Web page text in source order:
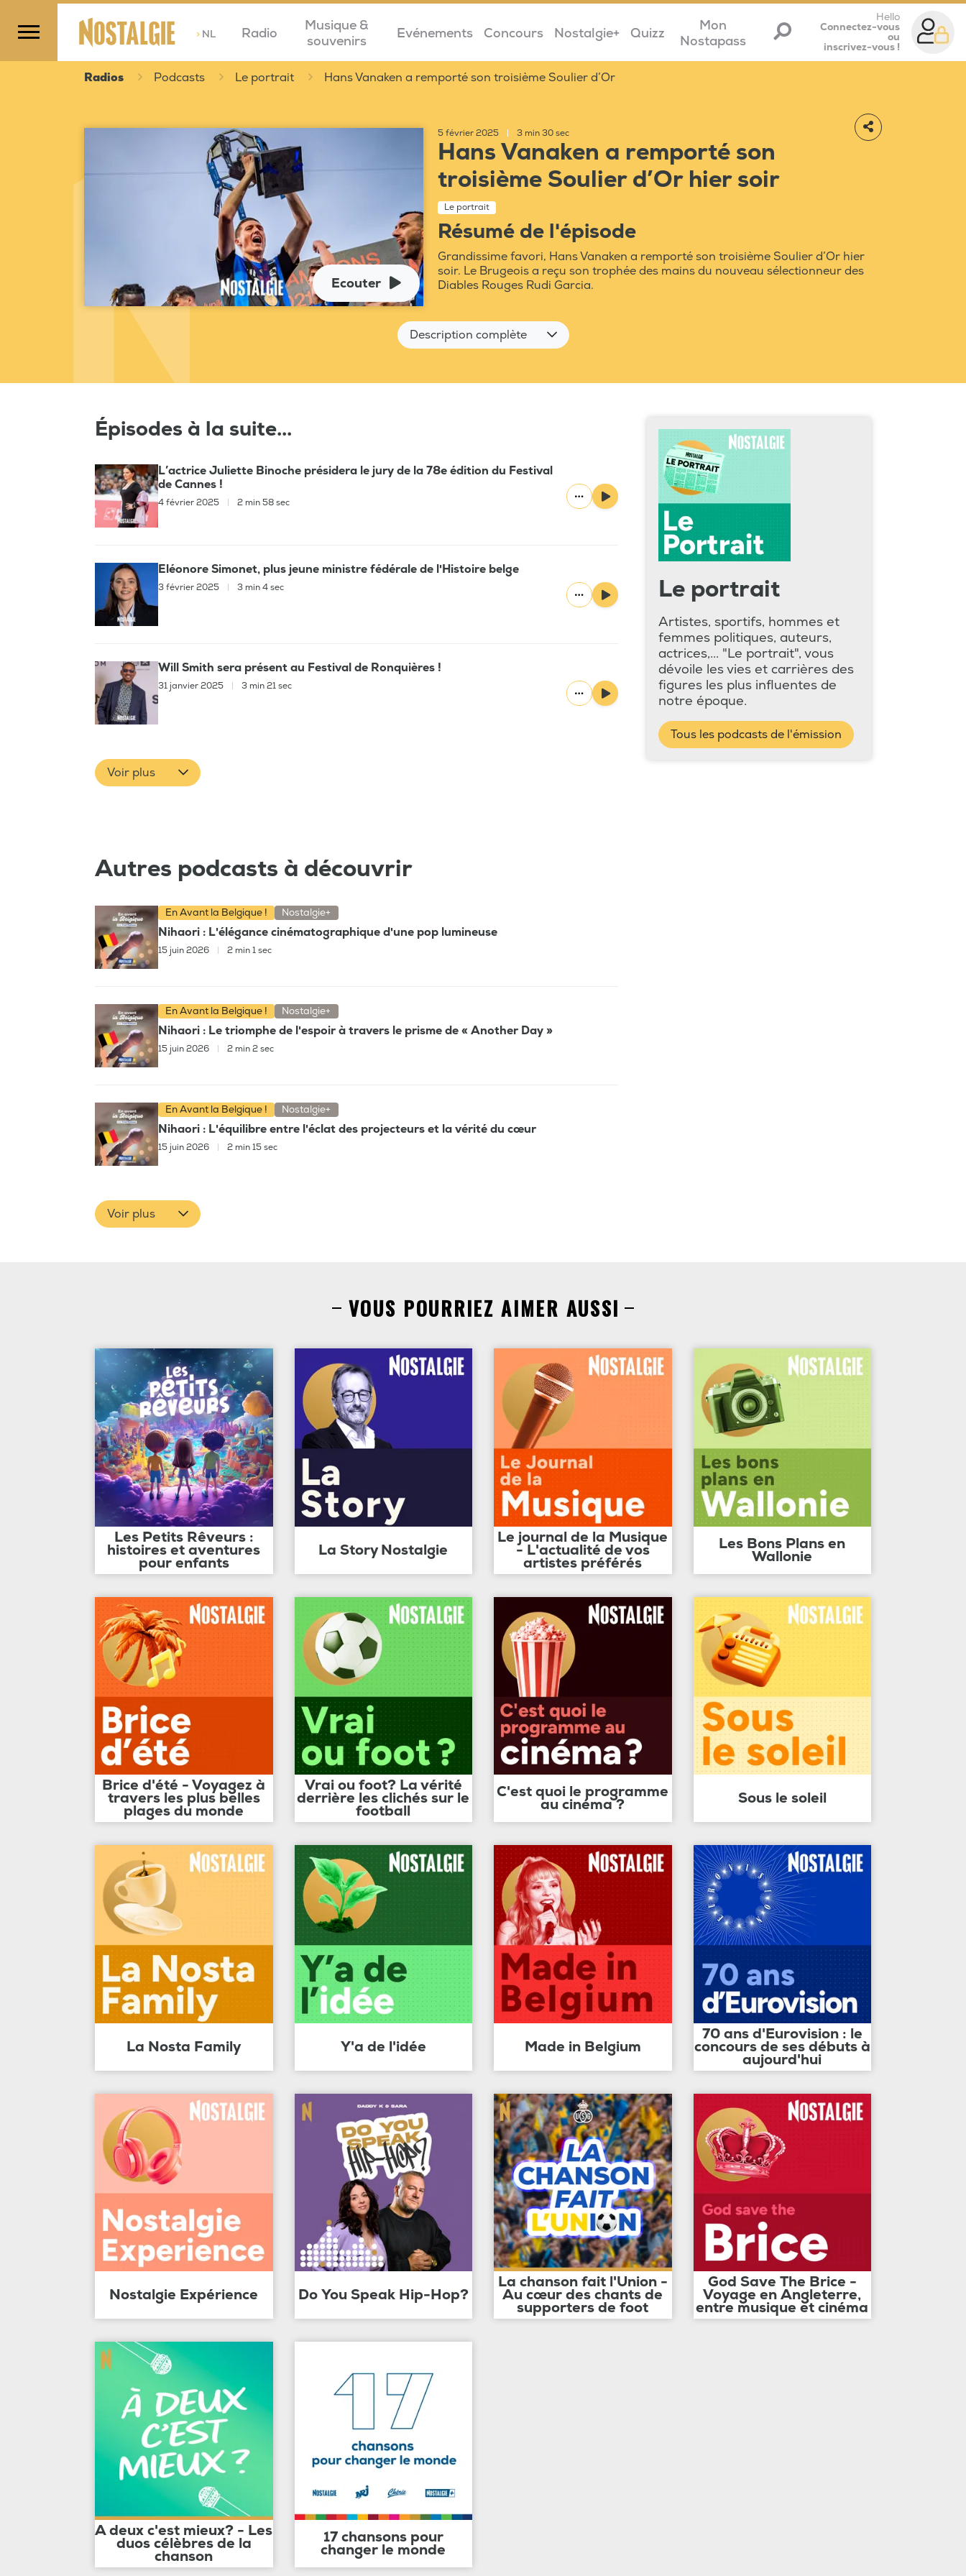
>NL Radio
Musique &
souvenirs
Evénements Concours Nostalgie+ Quizz
Mon
Nostapass
Hello
Connectez-vous
ou
inscrivez-vous !
Radios Podcasts Le portrait Hans Vanaken a remporté son troisième Soulier d’Or
Ecouter
5 février 2025 3 min 30 sec
Hans Vanaken a remporté son
troisième Soulier d’Or hier soir
Le portrait
Résumé de l'épisode
Grandissime favori, Hans Vanaken a remporté son troisième Soulier d’Or hier
soir. Le Brugeois a reçu son trophée des mains du nouveau sélectionneur des
Diables Rouges Rudi Garcia.
Description complète
Épisodes à la suite...
L’actrice Juliette Binoche présidera le jury de la 78e édition du Festival
de Cannes !
4 février 2025 2 min 58 sec
Eléonore Simonet, plus jeune ministre fédérale de l'Histoire belge
3 février 2025 3 min 4 sec
Will Smith sera présent au Festival de Ronquières !
31 janvier 2025 3 min 21 sec
Voir plus
Le portrait
Artistes, sportifs, hommes et
femmes politiques, auteurs,
actrices,... "Le portrait", vous
dévoile les vies et carrières des
figures les plus influentes de
notre époque.
Tous les podcasts de l'émission
Autres podcasts à découvrir
En Avant la Belgique ! Nostalgie+
Nihaori : L'élégance cinématographique d'une pop lumineuse
15 juin 2026 2 min 1 sec
En Avant la Belgique ! Nostalgie+
Nihaori : Le triomphe de l'espoir à travers le prisme de « Another Day »
15 juin 2026 2 min 2 sec
En Avant la Belgique ! Nostalgie+
Nihaori : L'équilibre entre l'éclat des projecteurs et la vérité du cœur
15 juin 2026 2 min 15 sec
Voir plus
VOUS POURRIEZ AIMER AUSSI
Les Petits Rêveurs :
histoires et aventures
pour enfants
La Story Nostalgie
Le journal de la Musique
- L'actualité de vos
artistes préférés
Les Bons Plans en
Wallonie
Brice d'été - Voyagez à
travers les plus belles
plages du monde
Vrai ou foot? La vérité
derrière les clichés sur le
football
C'est quoi le programme
au cinéma ? Sous le soleil
La Nosta Family Y'a de l'idée Made in Belgium
70 ans d'Eurovision : le
concours de ses débuts à
aujourd'hui
Nostalgie Expérience Do You Speak Hip-Hop?
La chanson fait l'Union -
Au cœur des chants de
supporters de foot
God Save The Brice -
Voyage en Angleterre,
entre musique et cinéma
A deux c'est mieux? - Les
duos célèbres de la
chanson
17 chansons pour
changer le monde